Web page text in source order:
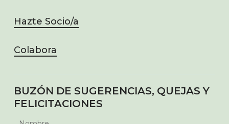
Hazte Socio/a
Colabora
BUZÓN DE SUGERENCIAS, QUEJAS Y
FELICITACIONES